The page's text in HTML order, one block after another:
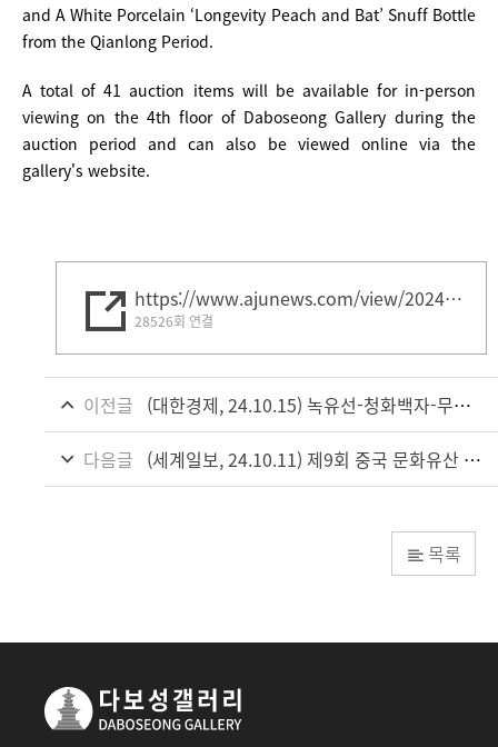
and A White Porcelain ‘Longevity Peach and Bat’ Snuff Bottle
from the Qianlong Period.
A total of 41 auction items will be available for in-person
viewing on the 4th floor of Daboseong Gallery during the
auction period and can also be viewed online via the
gallery's website.
https://www.ajunews.com/view/20241014082627016
28526회 연결
이전글 (대한경제, 24.10.15) 녹유선-청화백자-무녀 도용....진귀한 중국 유물 다 모였다
다음글 (세계일보, 24.10.11) 제9회 중국 문화유산 온라인 경매
목록